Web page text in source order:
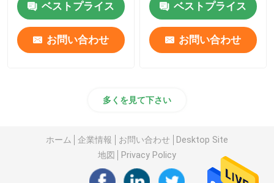
ベストプライス
お問い合わせ
ベストプライス
お問い合わせ
多くを見て下さい
ホーム 企業情報 お問い合わせ
Desktop Site
地図
Privacy Policy